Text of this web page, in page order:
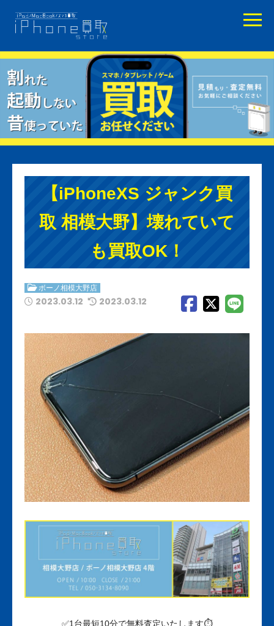
【iPhoneXS ジャンク買
取 相模大野】壊れていて
も買取OK！
ボーノ相模大野店
2023.03.12 2023.03.12
✅1台最短10分で無料査定いたします⏱